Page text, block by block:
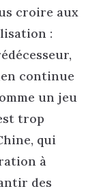
croire aux
:
continue
un jeu
trop
qui
à
des